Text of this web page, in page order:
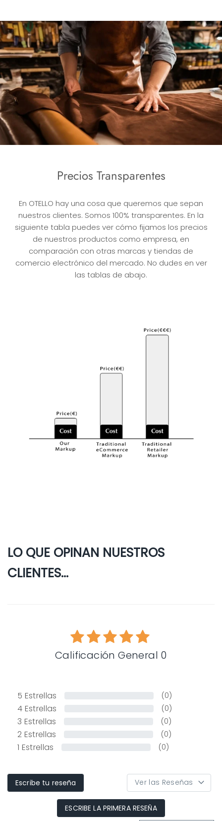
Precios Transparentes
En OTELLO hay una cosa que queremos que sepan
nuestros clientes. Somos 100% transparentes. En la
siguiente tabla puedes ver cómo fijamos los precios
de nuestros productos como empresa, en
comparación con otras marcas y tiendas de
comercio electrónico del mercado. No dudes en ver
las tablas de abajo.
LO QUE OPINAN NUESTROS
CLIENTES...
Calificación General 0
5 Estrellas (0)
4 Estrellas (0)
3 Estrellas (0)
2 Estrellas (0)
1 Estrellas (0)
Escribe tu reseña
ESCRIBE LA PRIMERA RESEÑA